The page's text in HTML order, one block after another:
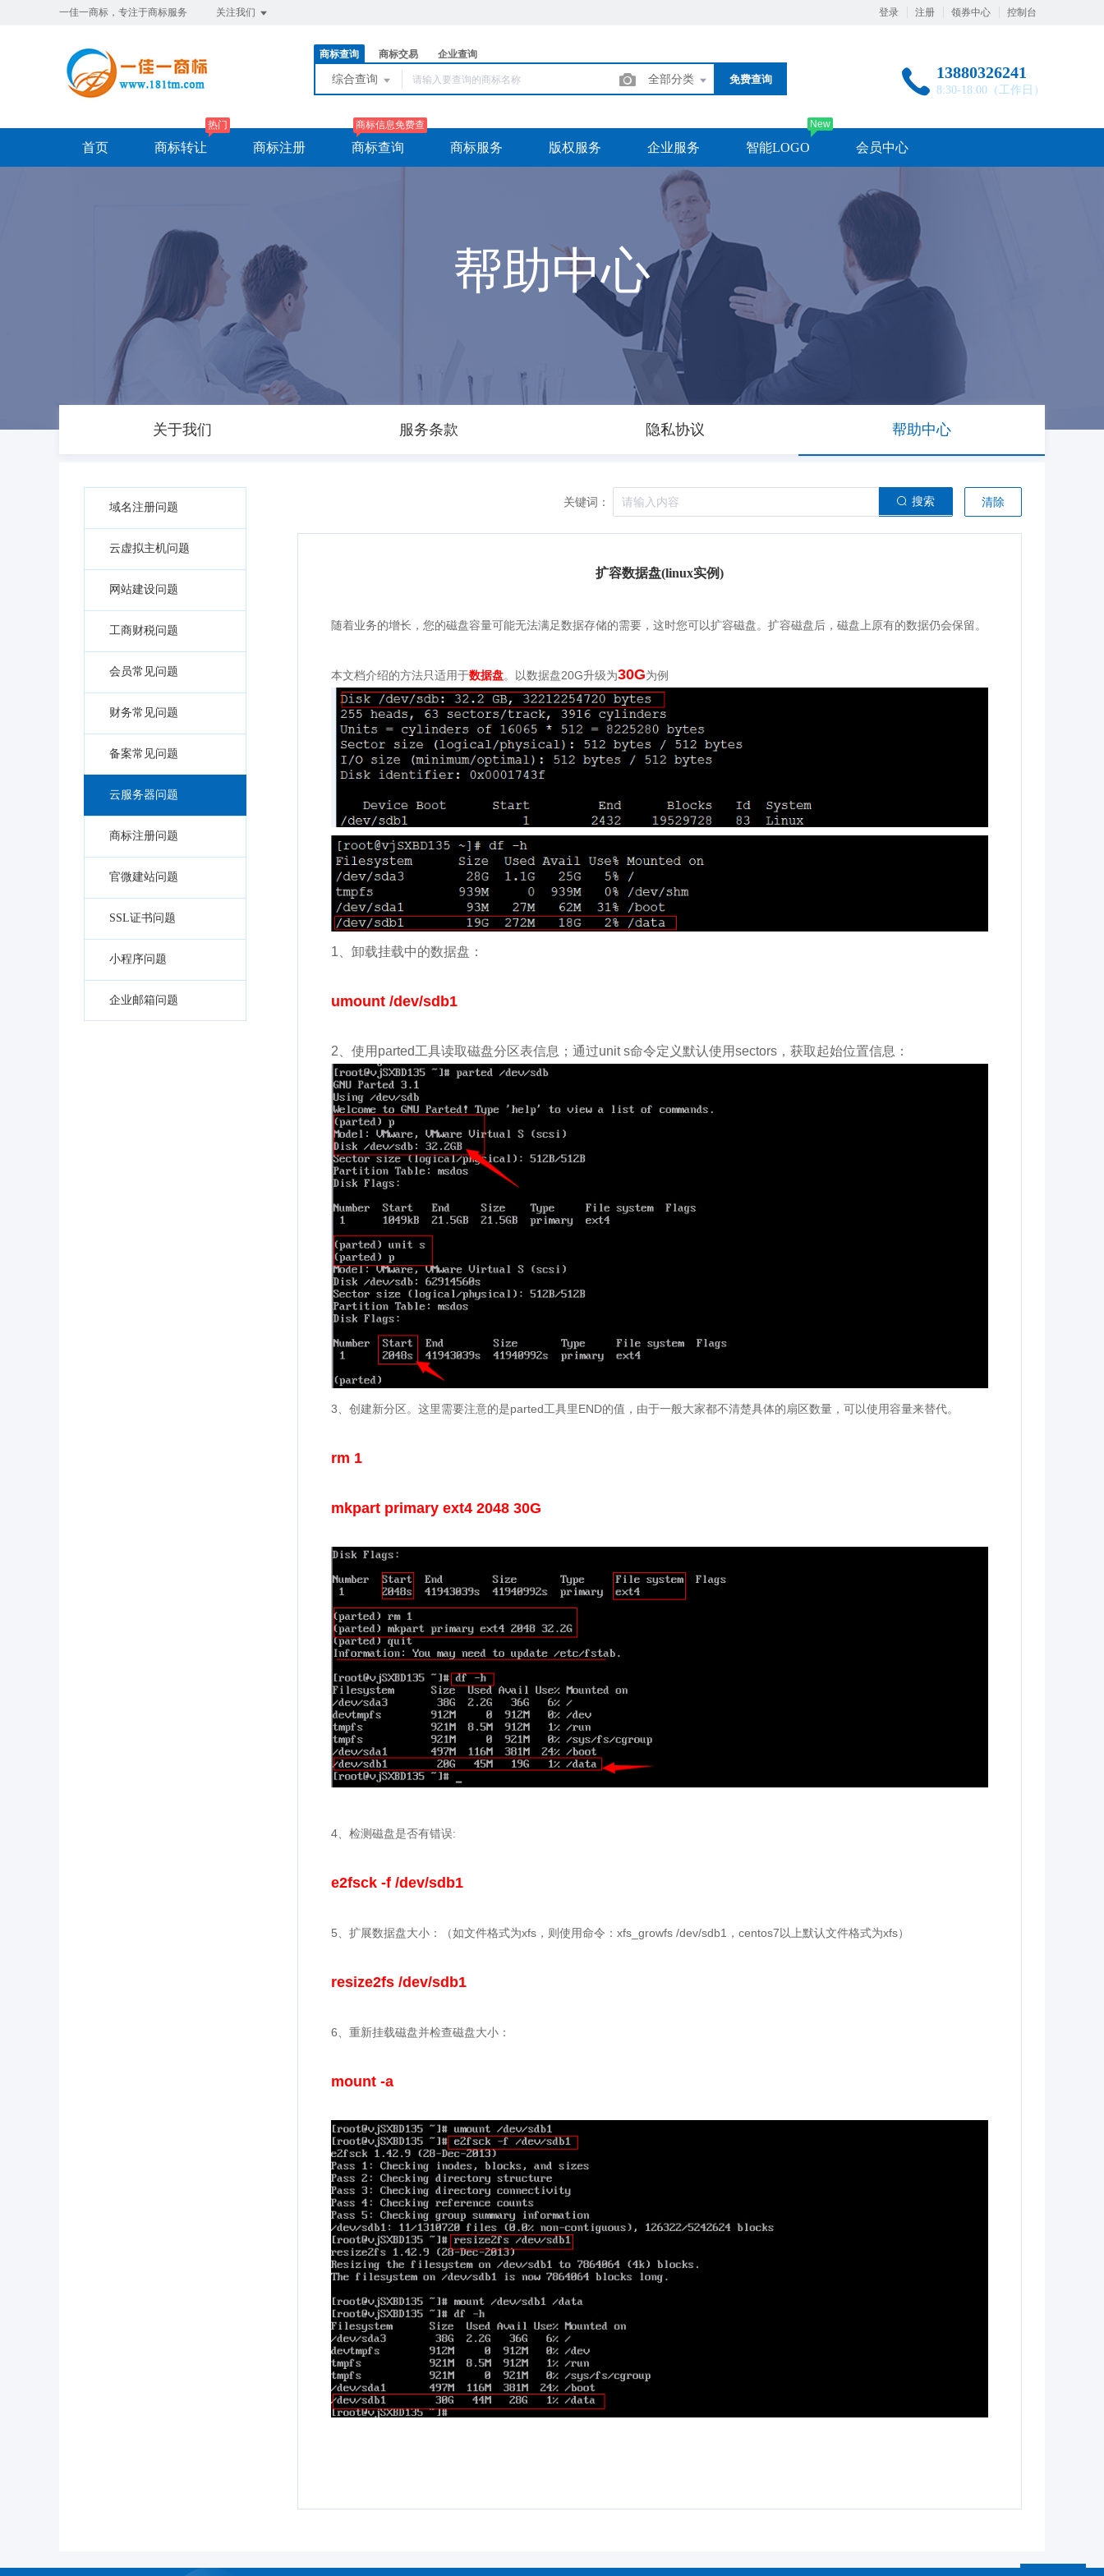
一佳一商标，专注于商标服务 关注我们 登录 注册 领券中心 控制台
商标查询 商标交易 企业查询
综合查询 全部分类 免费查询 13880326241
8:30-18:00（工作日）
首页 商标转让
热门
商标注册 商标查询
商标信息免费查
商标服务 版权服务 企业服务 智能LOGO
New
会员中心
帮助中心
关于我们 服务条款 隐私协议 帮助中心
域名注册问题
云虚拟主机问题
网站建设问题
工商财税问题
会员常见问题
财务常见问题
备案常见问题
云服务器问题
商标注册问题
官微建站问题
SSL证书问题
小程序问题
企业邮箱问题
关键词： 搜索 清除
扩容数据盘(linux实例)
随着业务的增长，您的磁盘容量可能无法满足数据存储的需要，这时您可以扩容磁盘。扩容磁盘后，磁盘上原有的数据仍会保留。
本文档介绍的方法只适用于数据盘。以数据盘20G升级为30G为例
1、卸载挂载中的数据盘：
umount /dev/sdb1
2、使用parted工具读取磁盘分区表信息；通过unit s命令定义默认使用sectors，获取起始位置信息：
3、创建新分区。这里需要注意的是parted工具里END的值，由于一般大家都不清楚具体的扇区数量，可以使用容量来替代。
rm 1
mkpart primary ext4 2048 30G
4、检测磁盘是否有错误:
e2fsck -f /dev/sdb1
5、扩展数据盘大小：（如文件格式为xfs，则使用命令：xfs_growfs /dev/sdb1，centos7以上默认文件格式为xfs）
resize2fs /dev/sdb1
6、重新挂载磁盘并检查磁盘大小：
mount -a